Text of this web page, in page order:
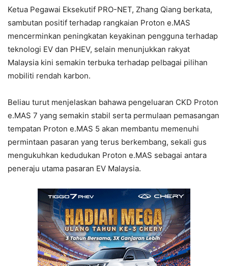
Ketua Pegawai Eksekutif PRO-NET, Zhang Qiang berkata,
sambutan positif terhadap rangkaian Proton e.MAS
mencerminkan peningkatan keyakinan pengguna terhadap
teknologi EV dan PHEV, selain menunjukkan rakyat
Malaysia kini semakin terbuka terhadap pelbagai pilihan
mobiliti rendah karbon.
Beliau turut menjelaskan bahawa pengeluaran CKD Proton
e.MAS 7 yang semakin stabil serta permulaan pemasangan
tempatan Proton e.MAS 5 akan membantu memenuhi
permintaan pasaran yang terus berkembang, sekali gus
mengukuhkan kedudukan Proton e.MAS sebagai antara
peneraju utama pasaran EV Malaysia.